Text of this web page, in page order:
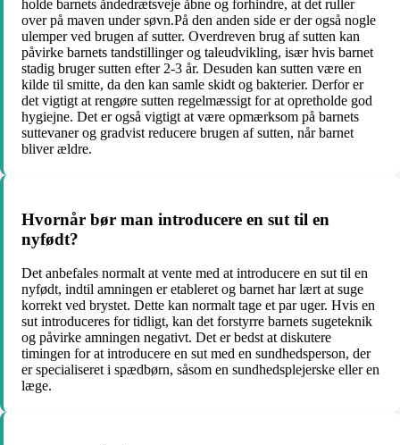
holde barnets åndedrætsveje åbne og forhindre, at det ruller
over på maven under søvn.På den anden side er der også nogle
ulemper ved brugen af sutter. Overdreven brug af sutten kan
påvirke barnets tandstillinger og taleudvikling, især hvis barnet
stadig bruger sutten efter 2-3 år. Desuden kan sutten være en
kilde til smitte, da den kan samle skidt og bakterier. Derfor er
det vigtigt at rengøre sutten regelmæssigt for at opretholde god
hygiejne. Det er også vigtigt at være opmærksom på barnets
suttevaner og gradvist reducere brugen af sutten, når barnet
bliver ældre.
Hvornår bør man introducere en sut til en
nyfødt?
Det anbefales normalt at vente med at introducere en sut til en
nyfødt, indtil amningen er etableret og barnet har lært at suge
korrekt ved brystet. Dette kan normalt tage et par uger. Hvis en
sut introduceres for tidligt, kan det forstyrre barnets sugeteknik
og påvirke amningen negativt. Det er bedst at diskutere
timingen for at introducere en sut med en sundhedsperson, der
er specialiseret i spædbørn, såsom en sundhedsplejerske eller en
læge.